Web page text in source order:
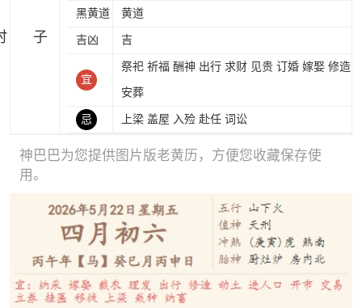
黑黄道 黄道
吉凶 吉
宜
祭祀 祈福 酬神 出行 求财 见贵 订婚 嫁娶 修造
安葬
忌 上梁 盖屋 入殓 赴任 词讼
神巴巴为您提供图片版老黄历，方便您收藏保存使
用。